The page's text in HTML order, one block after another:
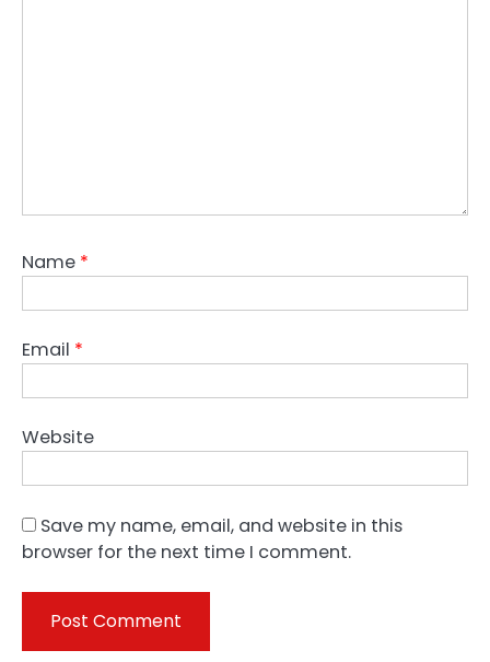
Name *
Email *
Website
Save my name, email, and website in this
browser for the next time I comment.